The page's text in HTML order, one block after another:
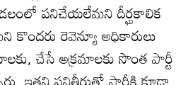
పనిచేయలేమని దీర్ఘకాలిక
రెవెన్యూ అధికారులు
చేసే అక్రమాలకు సొంత పార్టీ